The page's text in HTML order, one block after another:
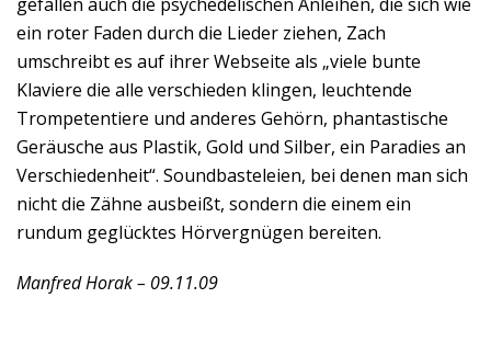
ein roter Faden durch die Lieder ziehen, Zach
umschreibt es auf ihrer Webseite als „viele bunte
Klaviere die alle verschieden klingen, leuchtende
Trompetentiere und anderes Gehörn, phantastische
Geräusche aus Plastik, Gold und Silber, ein Paradies an
Verschiedenheit“. Soundbasteleien, bei denen man sich
nicht die Zähne ausbeißt, sondern die einem ein
rundum geglücktes Hörvergnügen bereiten.
Manfred Horak – 09.11.09